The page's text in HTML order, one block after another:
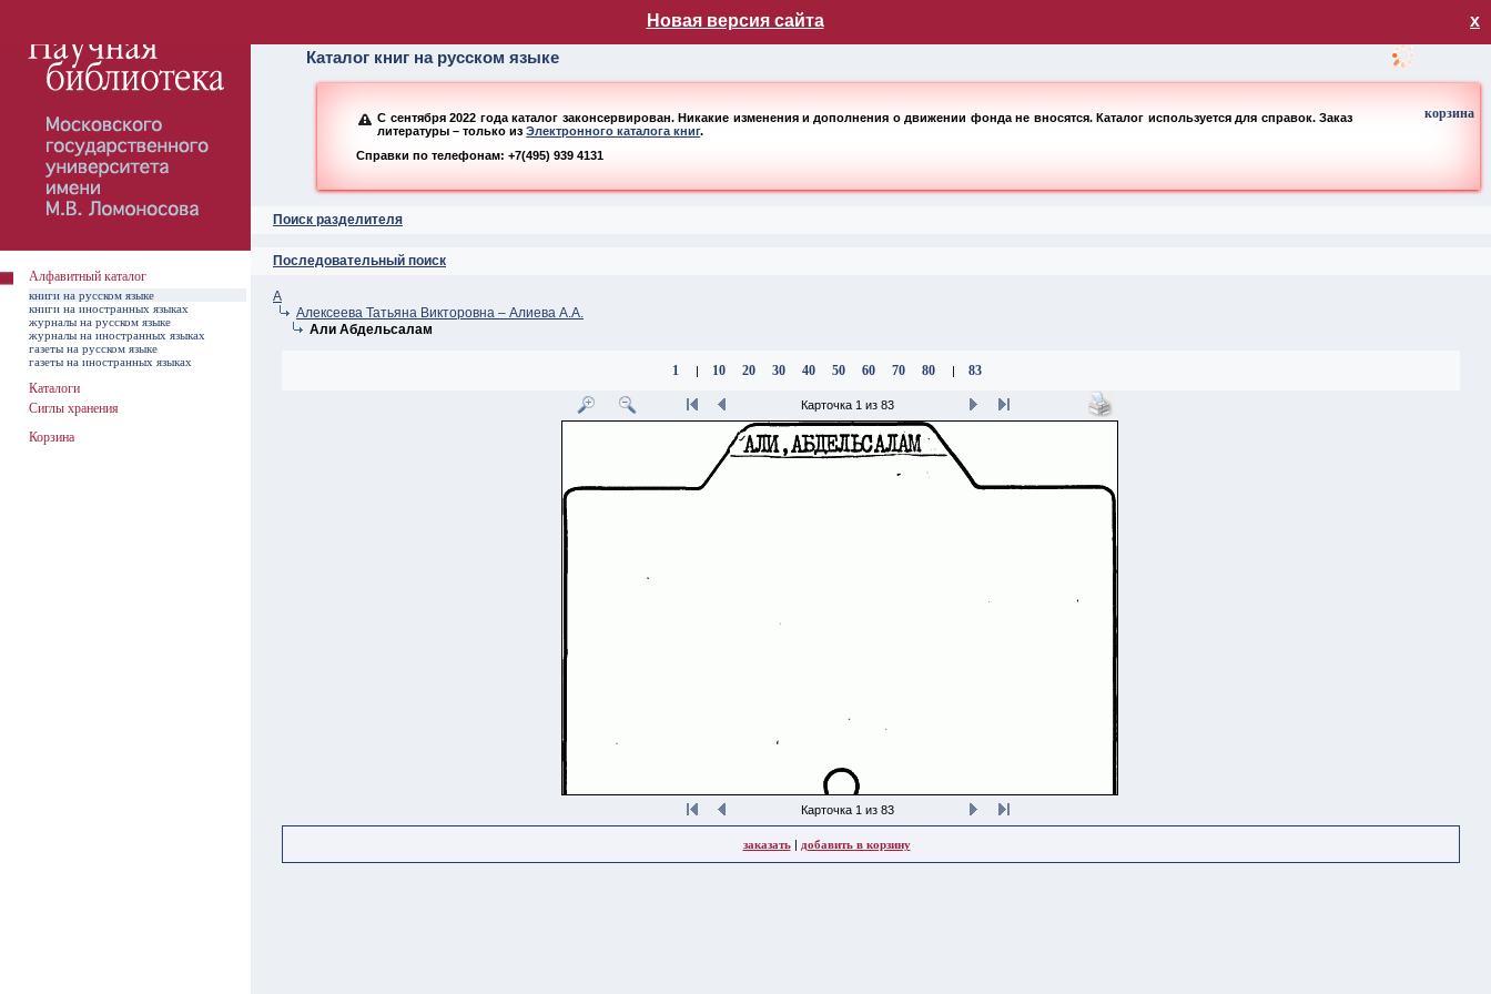
Новая версия сайта х
Каталог книг на русском языке
С сентября 2022 года каталог законсервирован. Никакие изменения и дополнения о движении фонда не вносятся. Каталог используется для справок. Заказ
литературы – только изЭлектронного каталога книг.
Справки по телефонам: +7(495) 939 4131
Поиск разделителя
Последовательный поиск
корзина
А
Алексеева Татьяна Викторовна – Алиева А.А.
Али Абдельсалам
1 | 10 20 30 40 50 60 70 80 | 83
Карточка 1 из 83
Карточка 1 из 83
заказать| добавить в корзину
Алфавитный каталог
книги на русском языке
книги на иностранных языках
журналы на русском языке
журналы на иностранных языках
газеты на русском языке
газеты на иностранных языках
Каталоги
Сиглы хранения
Корзина